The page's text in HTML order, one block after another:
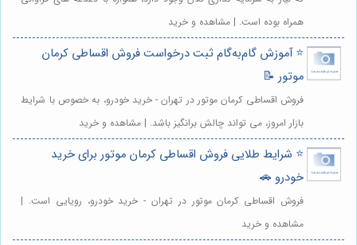
همراه بوده است. | مشاهده و خرید
⭐️ آموزش گام‌به‌گام ثبت درخواست فروش اقساطی کرمان
موتور 📝
فروش اقساطی کرمان موتور در تهران - خرید خودرو، به خصوص با شرایط
بازار امروز، می تواند چالش برانگیز باشد. | مشاهده و خرید
⭐️ شرایط طلایی فروش اقساطی کرمان موتور برای خرید
خودرو 🚗
فروش اقساطی کرمان موتور در تهران - خرید خودرو، رویایی است. |
مشاهده و خرید